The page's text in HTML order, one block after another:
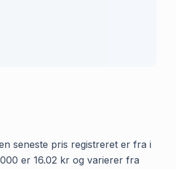
seneste pris registreret er fra i
er 16.02 kr og varierer fra